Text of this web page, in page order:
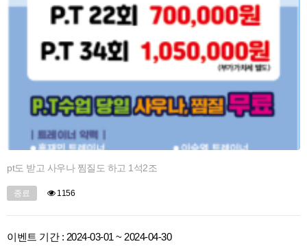
pt도 받고 사우나 찜질도 하고 1석2조
종료 1156
이벤트 기간 : 2024-03-01 ~ 2024-04-30